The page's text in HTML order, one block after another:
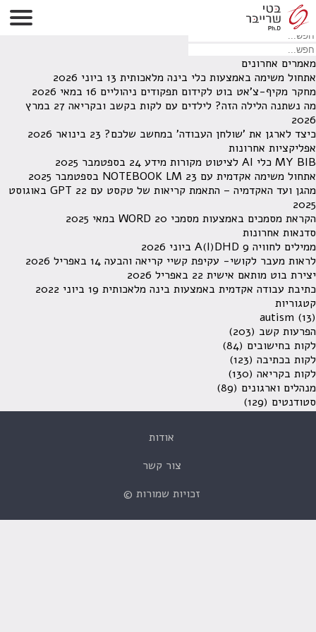
לא נמצאו תוצאות תחת קטגוריה זו.
מחפש משהו מסויים? השתמש בחיפוש
מאמרים אחרונים
אתחול משימה באמצעות כלי בינה מלאכותית 13 ביוני 2026
מחקר מקיף-צ'אט בוט לקידום תפקודים ניהוליים 16 במאי 2026
מה נשתנה הלילה הזה? לילדים עם לקות בקשב ובקריאה
27 במרץ
2026
כיצד לארגן את 'שולחן העבודה' במחשב שלכם? 23 בינואר 2026
אפליקציות אחרונות
MY BIB כלי AI לציטוט מקורות מידע
24 בספטמבר 2025
אתחול משימה אקדמית עם NOTEBOOK LM 23 בספטמבר 2025
מהגן ועד האקדמיה – התאמת קריאות של טקסט עם GPT
22 באוגוסט
2025
הקראת מסמכים באמצעות מסמכי WORD 20 במאי 2025
סדנאות אחרונות
ממילים לחוויה A(I)DHD 9 ביוני 2026
לראות מעבר לקושי- עקיפת קשיי קריאה והבעה 14 באפריל 2026
יצירת בוט מותאם אישית 22 באפריל 2026
כתיבת עבודה אקדמית באמצעות בינה מלאכותית 19 ביוני 2022
קטגוריות
autism (13)
הפרעות קשב (203)
לקות בחישובים (84)
לקות בכתיבה (123)
לקות בקריאה (130)
מנהלים וארגונים (89)
סטודנטים (129)
אודות
צור קשר
זכויות שמורות ©